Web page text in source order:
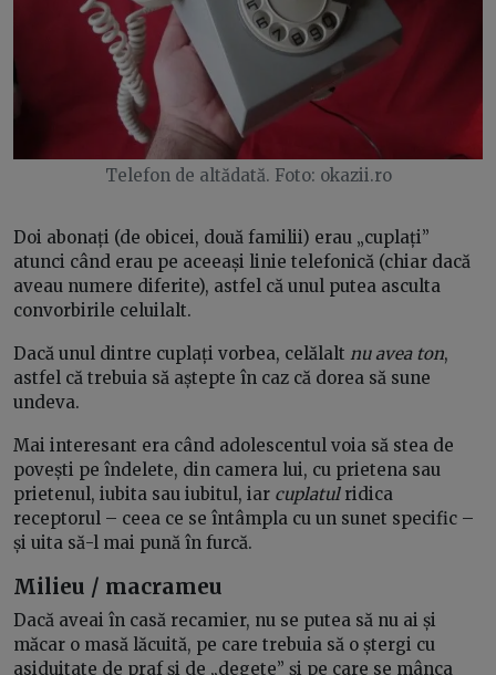
Telefon de altădată. Foto: okazii.ro
Doi abonați (de obicei, două familii) erau „cuplați”
atunci când erau pe aceeași linie telefonică (chiar dacă
aveau numere diferite), astfel că unul putea asculta
convorbirile celuilalt.
Dacă unul dintre cuplați vorbea, celălalt nu avea ton,
astfel că trebuia să aștepte în caz că dorea să sune
undeva.
Mai interesant era când adolescentul voia să stea de
povești pe îndelete, din camera lui, cu prietena sau
prietenul, iubita sau iubitul, iar cuplatulridica
receptorul – ceea ce se întâmpla cu un sunet specific –
și uita să-l mai pună în furcă.
Milieu / macrameu
Dacă aveai în casă recamier, nu se putea să nu ai și
măcar o masă lăcuită, pe care trebuia să o ștergi cu
asiduitate de praf și de „degete” și pe care se mânca